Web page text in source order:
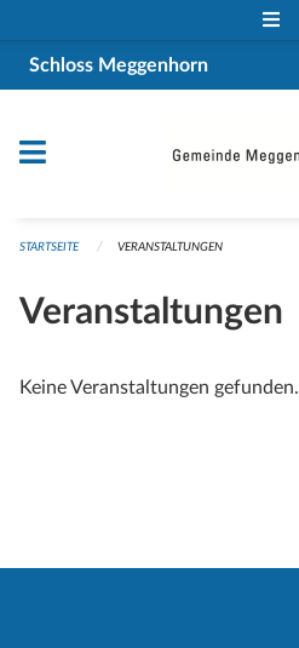
Schloss Meggenhorn
STARTSEITE VERANSTALTUNGEN
Veranstaltungen
Keine Veranstaltungen gefunden.